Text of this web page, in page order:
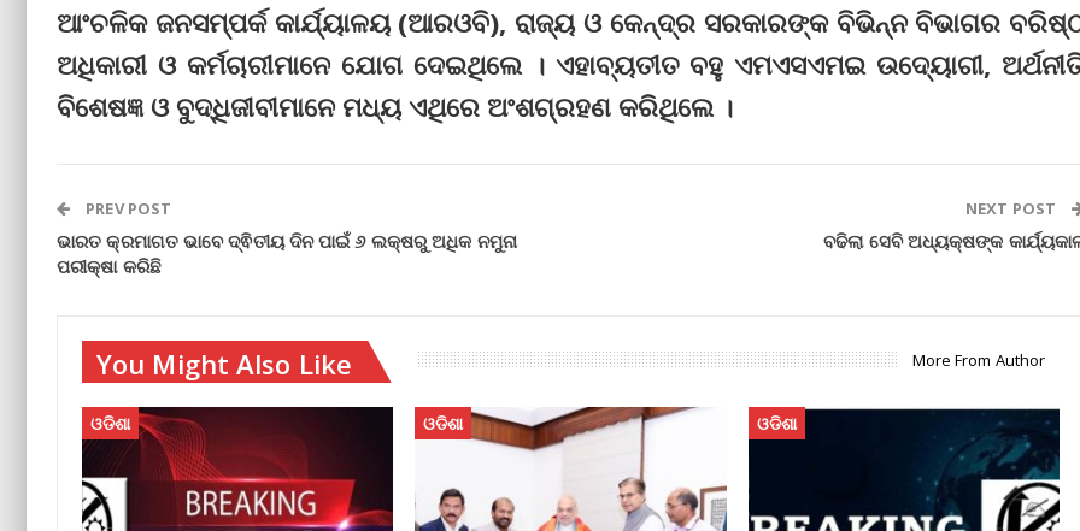
ଆଂଚଳିକ ଜନସମ୍ପର୍କ କାର୍ଯ୍ୟାଳୟ (ଆରଓବି), ରାଜ୍ୟ ଓ କେନ୍ଦ୍ର ସରକାରଙ୍କ ବିଭିନ୍ନ ବିଭାଗର
ଅଧିକାରୀ ଓ କର୍ମଚାରୀମାନେ ଯୋଗ ଦେଇଥିଲେ । ଏହାବ୍ୟତୀତ ବହୁ ଏମଏସଏମଇ ଉଦ୍ୟୋଗୀ,
ବିଶେଷଜ୍ଞ ଓ ବୁଦ୍ଧିଜୀବୀମାନେ ମଧ୍ୟ ଏଥିରେ ଅଂଶଗ୍ରହଣ କରିଥିଲେ ।
PREV POST
ଭାରତ କ୍ରମାଗତ ଭାବେ ଦ୍ଵିତୀୟ ଦିନ ପାଇଁ ୬ ଲକ୍ଷରୁ ଅଧିକ ନମୁନା
ପରୀକ୍ଷା କରିଛି
NEXT POST
ବଢିଲା ସେବି ଅଧ୍ୟକ୍ଷଙ୍କ
You Might Also Like More From Author
ଓଡିଶା ଓଡିଶା ଓଡିଶା